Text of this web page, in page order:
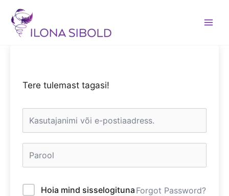
content
Tere tulemast tagasi!
Hoia mind sisselogituna Forgot Password?